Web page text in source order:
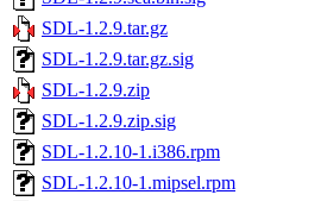
SDL-1.2.9.tar.gz
SDL-1.2.9.tar.gz.sig
SDL-1.2.9.zip
SDL-1.2.9.zip.sig
SDL-1.2.10-1.i386.rpm
SDL-1.2.10-1.mipsel.rpm